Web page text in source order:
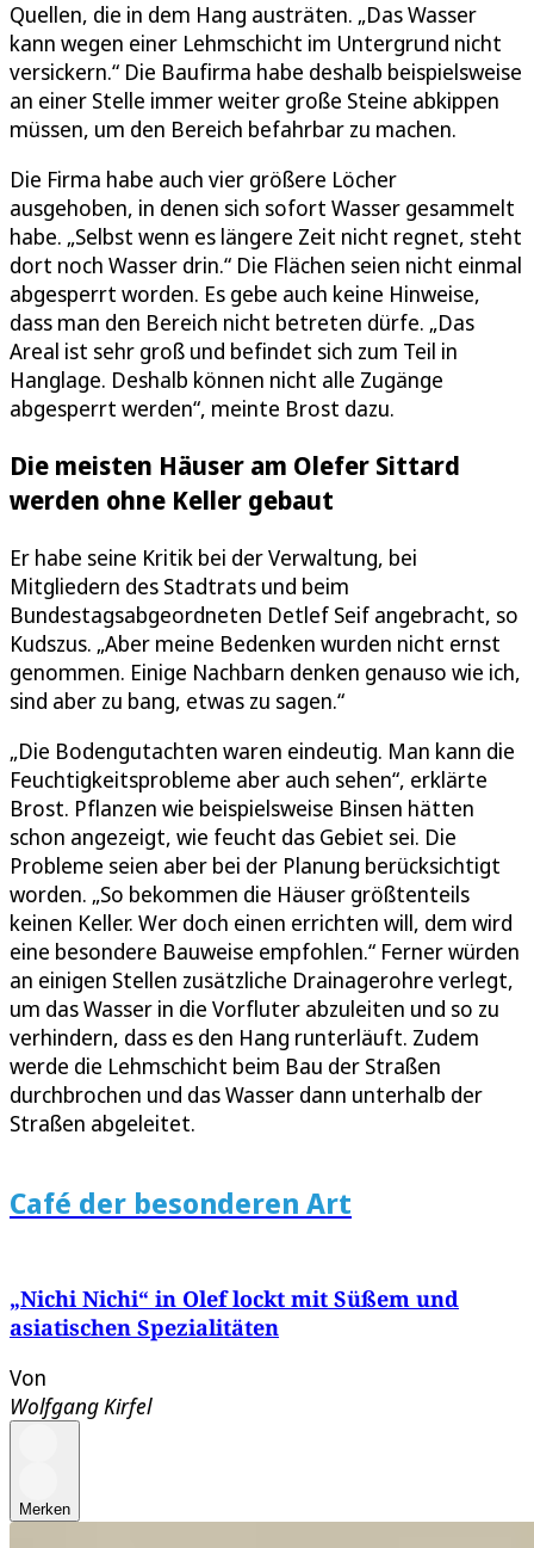
Quellen, die in dem Hang austräten. „Das Wasser
kann wegen einer Lehmschicht im Untergrund nicht
versickern.“ Die Baufirma habe deshalb beispielsweise
an einer Stelle immer weiter große Steine abkippen
müssen, um den Bereich befahrbar zu machen.
Die Firma habe auch vier größere Löcher
ausgehoben, in denen sich sofort Wasser gesammelt
habe. „Selbst wenn es längere Zeit nicht regnet, steht
dort noch Wasser drin.“ Die Flächen seien nicht einmal
abgesperrt worden. Es gebe auch keine Hinweise,
dass man den Bereich nicht betreten dürfe. „Das
Areal ist sehr groß und befindet sich zum Teil in
Hanglage. Deshalb können nicht alle Zugänge
abgesperrt werden“, meinte Brost dazu.
Die meisten Häuser am Olefer Sittard
werden ohne Keller gebaut
Er habe seine Kritik bei der Verwaltung, bei
Mitgliedern des Stadtrats und beim
Bundestagsabgeordneten Detlef Seif angebracht, so
Kudszus. „Aber meine Bedenken wurden nicht ernst
genommen. Einige Nachbarn denken genauso wie ich,
sind aber zu bang, etwas zu sagen.“
„Die Bodengutachten waren eindeutig. Man kann die
Feuchtigkeitsprobleme aber auch sehen“, erklärte
Brost. Pflanzen wie beispielsweise Binsen hätten
schon angezeigt, wie feucht das Gebiet sei. Die
Probleme seien aber bei der Planung berücksichtigt
worden. „So bekommen die Häuser größtenteils
keinen Keller. Wer doch einen errichten will, dem wird
eine besondere Bauweise empfohlen.“ Ferner würden
an einigen Stellen zusätzliche Drainagerohre verlegt,
um das Wasser in die Vorfluter abzuleiten und so zu
verhindern, dass es den Hang runterläuft. Zudem
werde die Lehmschicht beim Bau der Straßen
durchbrochen und das Wasser dann unterhalb der
Straßen abgeleitet.
Café der besonderen Art
„Nichi Nichi“ in Olef lockt mit Süßem und
asiatischen Spezialitäten
Von
Wolfgang Kirfel
Merken